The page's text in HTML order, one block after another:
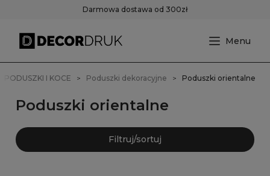
Darmowa dostawa od 300zł
PODUSZKI I KOCE Poduszki dekoracyjne Poduszki orientalne
Poduszki orientalne
Filtruj/sortuj